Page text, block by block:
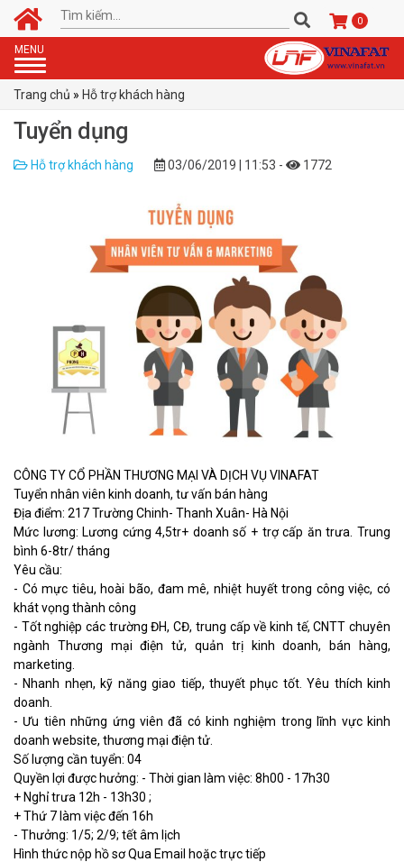
0
Toggle
navigation
MENU
Trang chủ » Hỗ trợ khách hàng
Tuyển dụng
Hỗ trợ khách hàng 03/06/2019 | 11:53 - 1772
CÔNG TY CỔ PHẦN THƯƠNG MẠI VÀ DỊCH VỤ VINAFAT
Tuyển nhân viên kinh doanh, tư vấn bán hàng
Địa điểm: 217 Trường Chinh- Thanh Xuân- Hà Nội
Mức lương: Lương cứng 4,5tr+ doanh số + trợ cấp ăn trưa. Trung
bình 6-8tr/ tháng
Yêu cầu:
- Có mực tiêu, hoài bão, đam mê, nhiệt huyết trong công việc, có
khát vọng thành công
- Tốt nghiệp các trường ĐH, CĐ, trung cấp về kinh tế, CNTT chuyên
ngành Thương mại điện tử, quản trị kinh doanh, bán hàng,
marketing.
- Nhanh nhẹn, kỹ năng giao tiếp, thuyết phục tốt. Yêu thích kinh
doanh.
- Ưu tiên những ứng viên đã có kinh nghiệm trong lĩnh vực kinh
doanh website, thương mại điện tử.
Số lượng cần tuyển: 04
Quyền lợi được hưởng: - Thời gian làm việc: 8h00 - 17h30
+ Nghỉ trưa 12h - 13h30 ;
+ Thứ 7 làm việc đến 16h
- Thưởng: 1/5; 2/9; tết âm lịch
Hình thức nộp hồ sơ Qua Email hoặc trực tiếp